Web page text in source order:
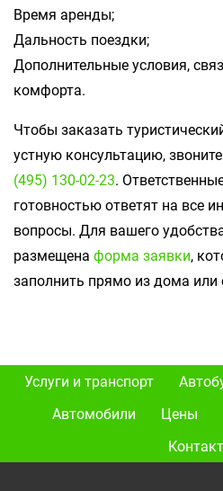
Время аренды;
Дальность поездки;
Дополнительные условия,
комфорта.
Чтобы заказать
устную консультацию,
(495) 130-02-23.
готовностью ответят на все
вопросы. Для вашего
размещена форма заявки,
заполнить прямо из дома
Услуги и транспорт
Автомобили
Цены